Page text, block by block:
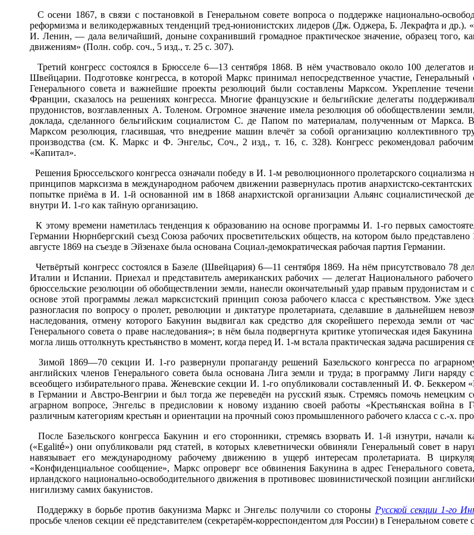
С осени 1867, в связи с постановкой в Генеральном совете вопроса о поддержке национально-
реформизма и великодержавных тенденций тред-юнионистских лидеров (Дж. Оджера, Б. Лекрафта и
И. Ленин, — дала величайший, доныне сохранивший громадное практическое значение, образец того,
движениям» (Полн. собр. соч., 5 изд., т. 25 с. 307).
Третий конгресс состоялся в Брюсселе 6—13 сентября 1868. В нём участвовало около 100
Швейцарии. Подготовке конгресса, в которой Маркс принимал непосредственное участие,
Генерального совета и важнейшие проекты резолюций были составлены Марксом. Укрепление
Франции, сказалось на решениях конгресса. Многие французские и бельгийские делегаты
прудонистов, возглавленных А. Толеном. Огромное значение имела резолюция об обобществлении
доклада, сделанного бельгийским социалистом С. де Папом по материалам, полученным от Маркса.
Марксом резолюция, гласившая, что внедрение машин влечёт за собой организацию коллективного
производства (см. К. Маркс и Ф. Энгельс, Соч., 2 изд., т. 16, с. 328). Конгресс рекомендовал
«Капитал».
Решения Брюссельского конгресса означали победу в И. 1-м революционного пролетарского
принципов марксизма в международном рабочем движении развернулась против анархистско-
попытке приёма в И. 1-й основанной им в 1868 анархистской организации Альянс социалистической
внутри И. 1-го как тайную организацию.
К этому времени наметилась тенденция к образованию на основе программы И. 1-го первых
Германии Нюрнбергский съезд Союза рабочих просветительских обществ, на котором было
августе 1869 на съезде в Эйзенахе была основана Социал-демократическая рабочая партия Германии.
Четвёртый конгресс состоялся в Базеле (Швейцария) 6—11 сентября 1869. На нём присутствовало 78
Италии и Испании. Приехал и представитель американских рабочих — делегат Национального
брюссельские резолюции об обобществлении земли, нанесли окончательный удар правым
основе этой программы лежал марксистский принцип союза рабочего класса с крестьянством. Уже
разногласия по вопросу о пролет, революции и диктатуре пролетариата, сделавшие в дальнейшем
наследования, отмену которого Бакунин выдвигал как средство для скорейшего перехода земли от
Генерального совета о праве наследования»; в нём была подвергнута критике утопическая идея
могла лишь оттолкнуть крестьянство в момент, когда перед И. 1-м встала практическая задача расширения
Зимой 1869—70 секции И. 1-го развернули пропаганду решений Базельского конгресса по
английских членов Генерального совета была основана Лига земли и труда; в программу Лиги наряду
всеобщего избирательного права. Женевские секции И. 1-го опубликовали составленный И. Ф.
в Германии и Австро-Венгрии и был тогда же переведён на русский язык. Стремясь помочь немецким
аграрном вопросе, Энгельс в предисловии к новому изданию своей работы «Крестьянская война в
различным категориям крестьян и ориентации на прочный союз промышленного рабочего класса с с.-х.
После Базельского конгресса Бакунин и его сторонники, стремясь взорвать И. 1-й изнутри, начали
(«Egalité») они опубликовали ряд статей, в которых клеветнически обвиняли Генеральный совет в
навязывает его международному рабочему движению в ущерб интересам пролетариата. В
«Конфиденциальное сообщение», Маркс опроверг все обвинения Бакунина в адрес Генерального
ирландского национально-освободительного движения в противовес шовинистической позиции
нигилизму самих бакунистов.
Поддержку в борьбе против бакунизма Маркс и Энгельс получили со стороны Русской секции 1-го
просьбе членов секции её представителем (секретарём-корреспондентом для России) в Генеральном совете